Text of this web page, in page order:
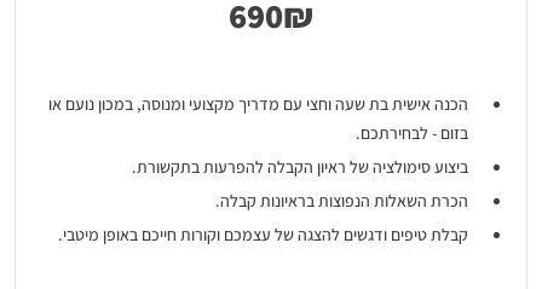
הכנה אישית בת שעה וחצי עם מדריך מקצועי ומנוסה, במכון נועם או
בזום - לבחירתכם.
ביצוע סימולציה של ראיון הקבלה להפרעות בתקשורת.
הכרת השאלות הנפוצות בראיונות קבלה.
קבלת טיפים ודגשים להצגה של עצמכם וקורות חייכם באופן מיטבי.